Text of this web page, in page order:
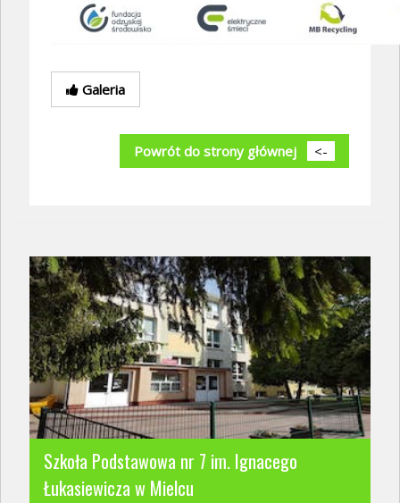
Galeria
Powrót do strony głównej <-
Szkoła Podstawowa nr 7 im. Ignacego
Łukasiewicza w Mielcu